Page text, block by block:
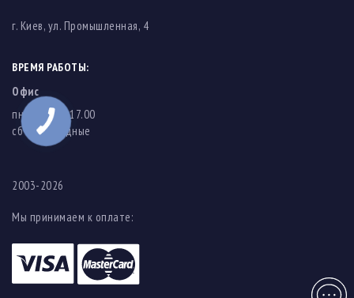
г. Киев, ул. Промышленная, 4
ВРЕМЯ РАБОТЫ:
Офис
пн-пт: 8.00-17.00
cб-вс: выходные
2003-2026
Мы принимаем к оплате:
Чат